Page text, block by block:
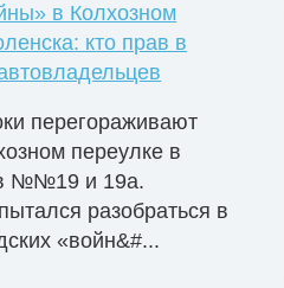
в Колхозном
кто прав в
перегораживают
переулке в
№№19 и 19а.
разобраться в
«войн&#...